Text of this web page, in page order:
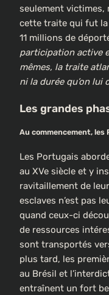
seulement victimes,
cette traite qui fut la
11 millions de
participation active
mêmes, la traite
ni la durée qu’on lui
Les grandes
Au commencement, les
Les Portugais
au XVe siècle et y
ravitaillement de
esclaves n’est pas
quand ceux-ci
de ressources
sont transportés
plus tard, les
au Brésil et
entraînent un fort